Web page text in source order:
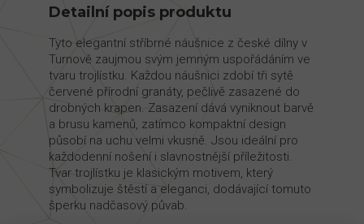
Detailní popis produktu
Tyto elegantní stříbrné náušnice z české dílny v
Turnově zaujmou svým jemným uspořádáním ve
tvaru trojlístku. Každou náušnici zdobí tři sytě
červené přírodní granáty, pečlivě zasazené do
drobných krapen. Zasazení dává vyniknout barvě
a brusu kamenů, zatímco kompaktní design
působí na uchu velmi vkusně. Jsou ideální pro
každodenní nošení i slavnostnější příležitosti.
Tvar trojlístku je klasickým motivem, který
symbolizuje štěstí a eleganci, dodávající tomuto
šperku nadčasový půvab.